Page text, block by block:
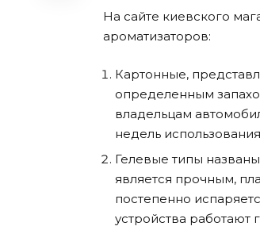
На сайте киевского
ароматизаторов:
Картонные,
определенным
владельцам
недель
Гелевые типы
является прочным,
постепенно
устройства работают